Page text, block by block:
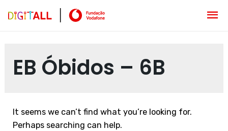
EB Óbidos – 6B
It seems we can’t find what you’re looking for.
Perhaps searching can help.